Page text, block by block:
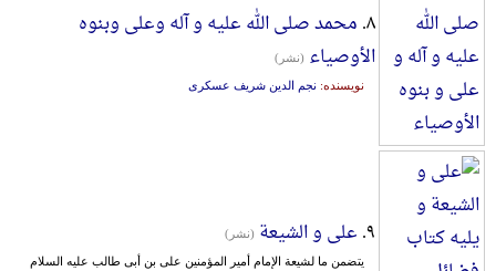
۸. محمد صلی الله علیه و آله وعلی وبنوه
الأوصیاء (نشر)
نویسنده: نجم الدین شریف عسکری
۹. علی و الشیعة (نشر)
یتضمن ما لشیعة الإمام أمیر المؤمنین علی بن أبی طالب علیه السلام